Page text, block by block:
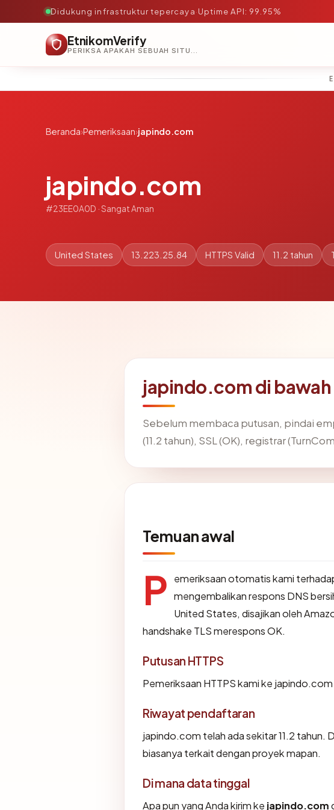
Didukung infrastruktur tepercaya·Uptime API: 99.95%
EtnikomVerify
PERIKSA APAKAH SEBUAH SITUS AMAN, TEPERCAYA, DAN TERVERIFIKASI DALAM HITUNGAN DETIK.
Beranda›Pemeriksaan›japindo.com
japindo.com
#23EE0A0D · Sangat Aman
United States 13.223.25.84 HTTPS Valid 11.2 tahun
japindo.com di
Sebelum membaca putusan, pindai
(11.2 tahun), SSL (OK), registrar
Temuan awal
P emeriksaan otomatis kami
mengembalikan respons DNS
United States, disajikan oleh
handshake TLS merespons OK.
Putusan HTTPS
Pemeriksaan HTTPS kami ke
Riwayat pendaftaran
japindo.com telah ada sekitar 11.2 tahun.
biasanya terkait dengan proyek mapan.
Di mana data tinggal
Apa pun yang Anda kirim ke japindo.com